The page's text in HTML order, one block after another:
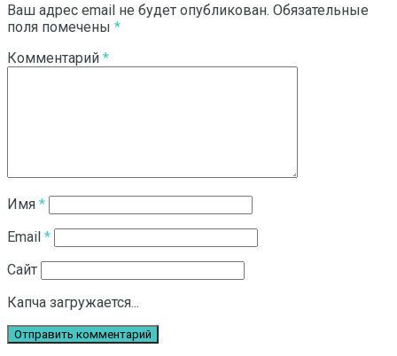
Ваш адрес email не будет опубликован. Обязательные
поля помечены *
Комментарий *
Имя *
Email *
Сайт
Капча загружается...